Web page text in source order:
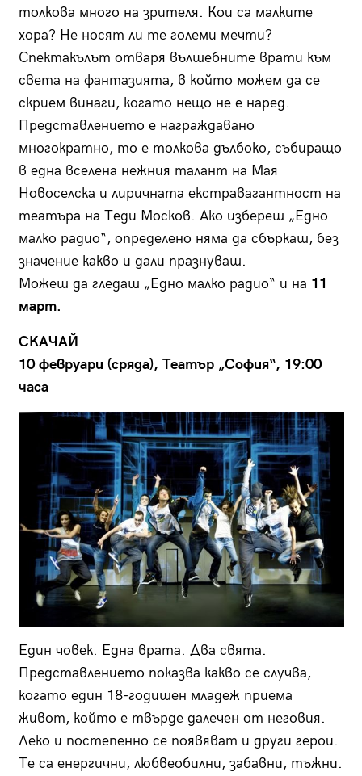
толкова много на зрителя. Кои са малките
хора? Не носят ли те големи мечти?
Спектакълът отваря вълшебните врати към
света на фантазията, в който можем да се
скрием винаги, когато нещо не е наред.
Представлението е награждавано
многократно, то е толкова дълбоко, събиращо
в една вселена нежния талант на Мая
Новоселска и лиричната екстравагантност на
театъра на Теди Москов. Ако избереш „Едно
малко радио“, определено няма да сбъркаш, без
значение какво и дали празнуваш.
Можеш да гледаш „Едно малко радио“ и на 11
март.
СКАЧАЙ
10 февруари (сряда), Театър „София“, 19:00
часа
Един човек. Една врата. Два свята.
Представлението показва какво се случва,
когато един 18-годишен младеж приема
живот, който е твърде далечен от неговия.
Леко и постепенно се появяват и други герои.
Те са енергични, любвеобилни, забавни, тъжни.